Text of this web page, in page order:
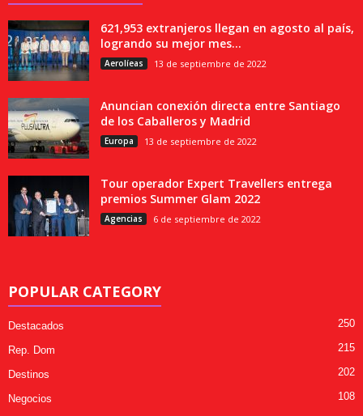
621,953 extranjeros llegan en agosto al país,
logrando su mejor mes...
Aerolíeas 13 de septiembre de 2022
Anuncian conexión directa entre Santiago
de los Caballeros y Madrid
Europa 13 de septiembre de 2022
Tour operador Expert Travellers entrega
premios Summer Glam 2022
Agencias 6 de septiembre de 2022
POPULAR CATEGORY
Destacados 250
Rep. Dom 215
Destinos 202
Negocios
108